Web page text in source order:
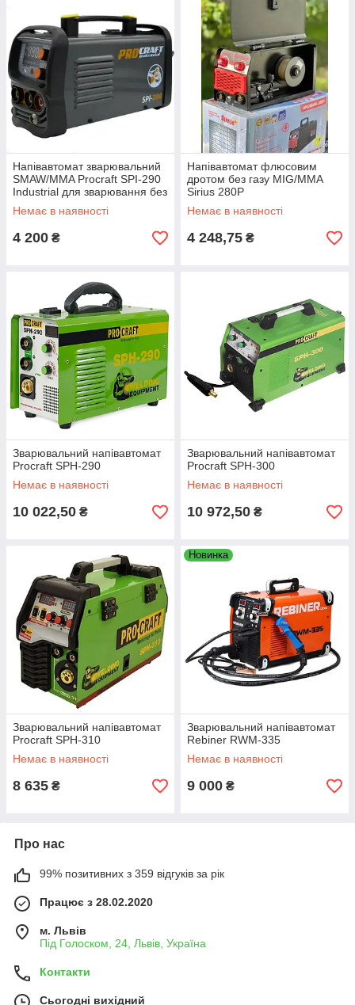
Напівавтомат зварювальний
SMAW/MMA Procraft SPI-290
Industrial для зварювання без
газу
Немає в наявності
4 200 ₴
Напівавтомат флюсовим
дротом без газу MIG/MMA
Sirius 280P
Немає в наявності
4 248,75 ₴
Зварювальний напівавтомат
Procraft SPH-290
Немає в наявності
10 022,50 ₴
Зварювальний напівавтомат
Procraft SPH-300
Немає в наявності
10 972,50 ₴
Зварювальний напівавтомат
Procraft SPH-310
Немає в наявності
8 635 ₴
Новинка
Зварювальний напівавтомат
Rebiner RWM-335
Немає в наявності
9 000 ₴
Про нас
99% позитивних з 359 відгуків за рік
Працює з 28.02.2020
м. Львів
Під Голоском, 24, Львів, Україна
Контакти
Сьогодні вихідний